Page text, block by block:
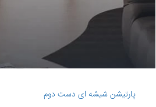
پارتیشن شیشه ای دست دوم